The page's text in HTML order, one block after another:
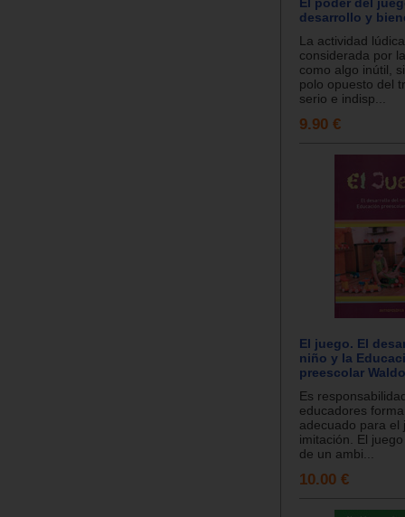
desarrollo y
La actividad
considerada por
como algo inútil,
polo opuesto del
serio e indisp...
9.90 €
El juego. El
niño y la
preescolar
Es
educadores
adecuado para el
imitación. El
de un ambi...
10.00 €